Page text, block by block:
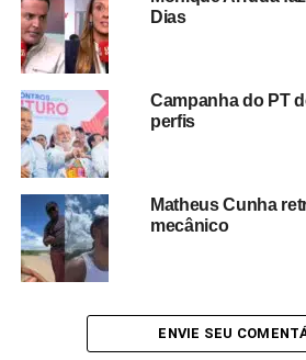
debate sobre o caso envolvendo
mobilizando milhares de
a carta e deixaram mensagens de
Enquanto aguarda os próximos
processo, Hytalo Santos mantém
esperança, demonstrando
superar essa fase e retomar sua
de seus seguidores.
Redação
Dias
Campanha do PT
perfis
Matheus Cunha
mecânico
ENVIE SEU